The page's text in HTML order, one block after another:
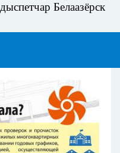
дыспетчар Белаазёрск